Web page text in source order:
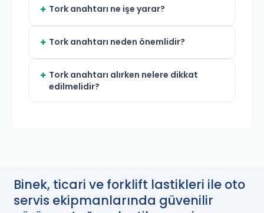
Tork anahtarı ne işe yarar?
Tork anahtarı neden önemlidir?
Tork anahtarı alırken nelere dikkat
edilmelidir?
Binek, ticari ve forklift lastikleri ile oto
servis ekipmanlarında güvenilir